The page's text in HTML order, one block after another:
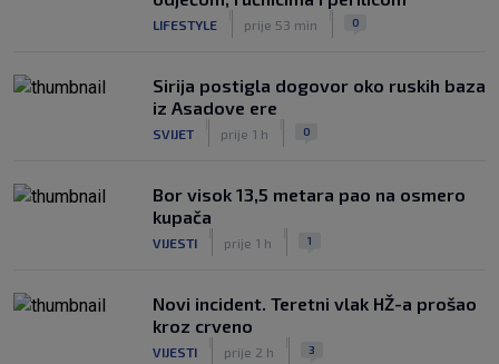
LIFESTYLE prije 53 min 0
Sirija postigla dogovor oko ruskih baza
iz Asadove ere
SVIJET prije 1 h 0
Bor visok 13,5 metara pao na osmero
kupača
VIJESTI prije 1 h 1
Novi incident. Teretni vlak HŽ-a prošao
kroz crveno
VIJESTI prije 2 h 3